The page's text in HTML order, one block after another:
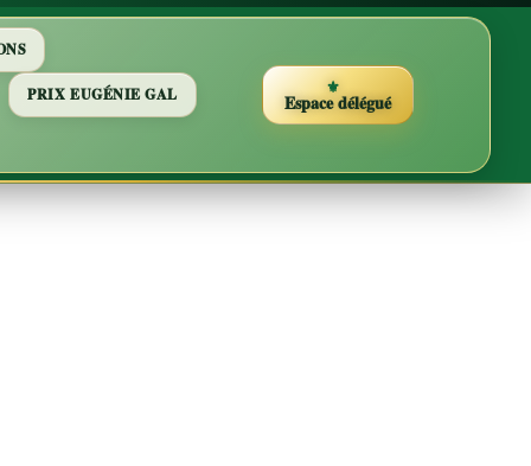
PRIX EUGÉNIE GAL Espace délégué